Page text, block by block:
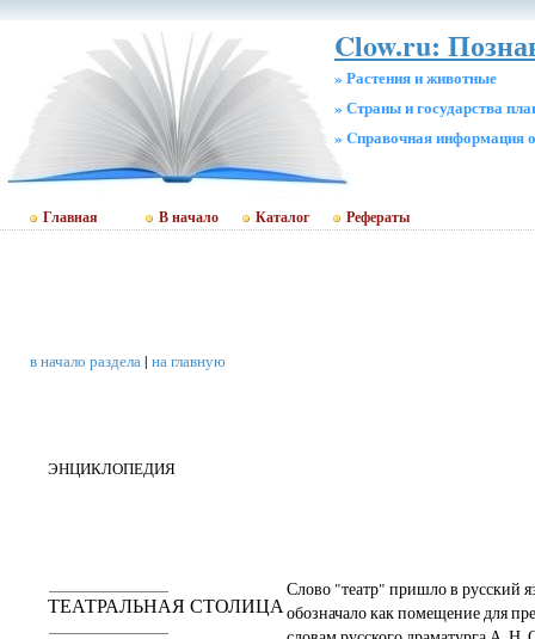
Clow.ru:
» Растения и животные
» Страны и государства
» Cправочная информация
Главная В начало Каталог Рефераты
в начало раздела| на главную
ЭНЦИКЛОПЕДИЯ
ТЕАТРАЛЬНАЯ СТОЛИЦА
Слово "театр" пришло в русский
обозначало как помещение для